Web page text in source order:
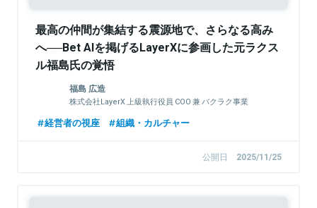
最高の仲間が集結する震源地で、さらなる高み
へ──Bet AIを掲げるLayerXに参画した元ラクス
ル福島氏の覚悟
福島 広造
株式会社LayerX 上級執行役員 COO 兼 バクラク事業
経営者の視座 組織・カルチャー
公開日 2025/11/25